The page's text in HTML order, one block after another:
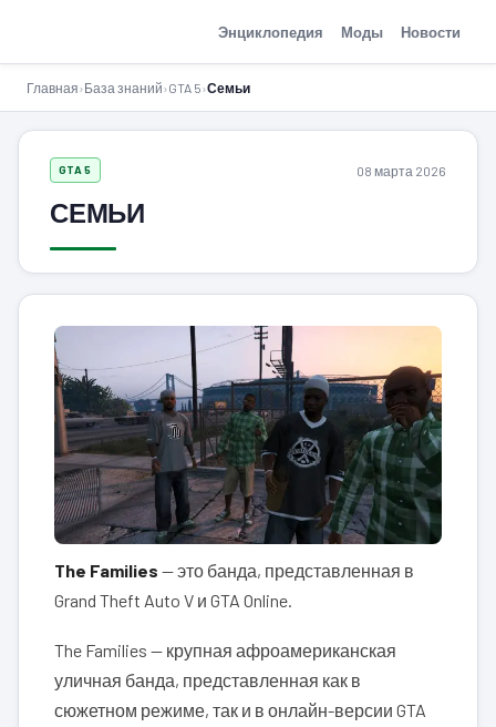
Энциклопедия Моды Новости
Главная›База знаний›GTA 5›Семьи
GTA 5 08 марта 2026
СЕМЬИ
The Families — это банда, представленная в
Grand Theft Auto V и GTA Online.
The Families — крупная афроамериканская
уличная банда, представленная как в
сюжетном режиме, так и в онлайн-версии GTA